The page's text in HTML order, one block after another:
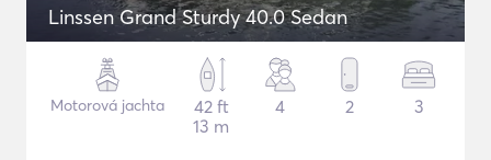
Linssen Grand Sturdy 40.0 Sedan
Motorová jachta
42 ft
13 m
4 2 3